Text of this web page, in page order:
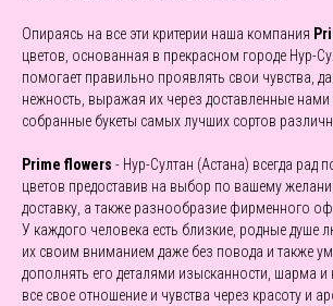
Опираясь на все эти критерии наша компания
цветов, основанная в прекрасном городе Нур-
помогает правильно проявлять свои чувства,
нежность, выражая их через доставленные
собранные букеты самых лучших сортов
Prime flowers - Нур-Султан (Астана) всегда рад
цветов предоставив на выбор по вашему
доставку, а также разнообразие фирменного
У каждого человека есть близкие, родные душе
их своим вниманием даже без повода и также
дополнять его деталями изысканности, шарма
все свое отношение и чувства через красоту и